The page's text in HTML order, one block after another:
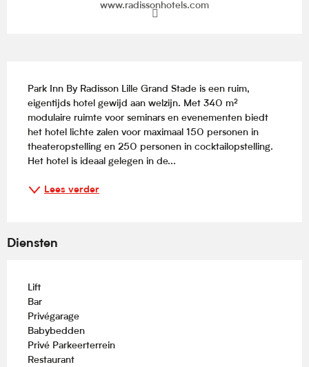
www.radissonhotels.com
Park Inn By Radisson Lille Grand Stade is een ruim,
eigentijds hotel gewijd aan welzijn. Met 340 m²
modulaire ruimte voor seminars en evenementen biedt
het hotel lichte zalen voor maximaal 150 personen in
theateropstelling en 250 personen in cocktailopstelling.
Het hotel is ideaal gelegen in de...
Lees verder
Diensten
Lift
Bar
Privégarage
Babybedden
Privé Parkeerterrein
Restaurant